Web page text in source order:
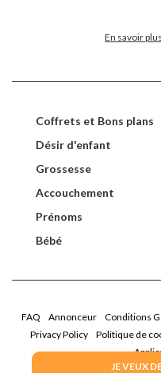
JE VEUX
En savoir
Coffrets et Bons plans
Désir d'enfant
Grossesse
Accouchement
Prénoms
Bébé
FAQ Annonceur Conditions
Privacy Policy
Politique de